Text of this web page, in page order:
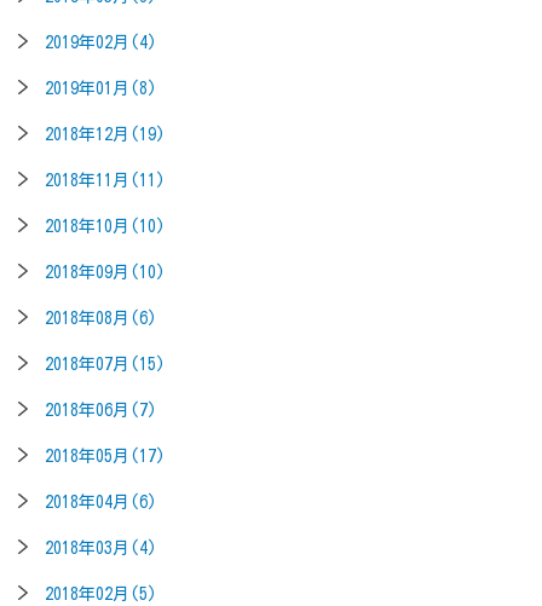
2019年02月(4)
2019年01月(8)
2018年12月(19)
2018年11月(11)
2018年10月(10)
2018年09月(10)
2018年08月(6)
2018年07月(15)
2018年06月(7)
2018年05月(17)
2018年04月(6)
2018年03月(4)
2018年02月(5)